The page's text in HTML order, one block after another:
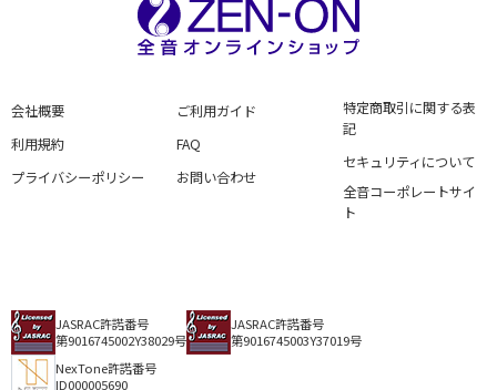
会社概要
利用規約
プライバシーポリシー
ご利用ガイド
FAQ
お問い合わせ
特定商取引に関する表
記
セキュリティについて
全音コーポレートサイ
ト
JASRAC許諾番号
第9016745002Y38029号
JASRAC許諾番号
第9016745003Y37019号
NexTone許諾番号
ID000005690